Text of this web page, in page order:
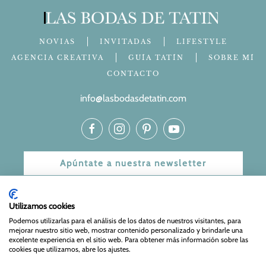
NOVIAS INVITADAS
LIFESTYLE
AGENCIA CREATIVA
GUÍA TATÍN
SOBRE MÍ
CONTACTO
info@lasbodasdetatin.com
Apúntate a nuestra newsletter
Aviso Legal|Política de Privacidad y Cookies| Web Diseñada
y mantenida porEspecialistas Web
Utilizamos cookies
Podemos utilizarlas para el análisis de los datos de nuestros visitantes, para
mejorar nuestro sitio web, mostrar contenido personalizado y brindarle una
excelente experiencia en el sitio web. Para obtener más información sobre las
cookies que utilizamos, abre los ajustes.